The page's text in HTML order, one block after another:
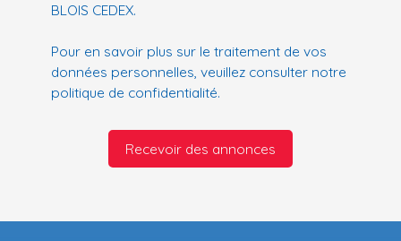
BLOIS CEDEX.
Pour en savoir plus sur le traitement de vos
données personnelles, veuillez consulter notre
politique de confidentialité.
Recevoir des annonces